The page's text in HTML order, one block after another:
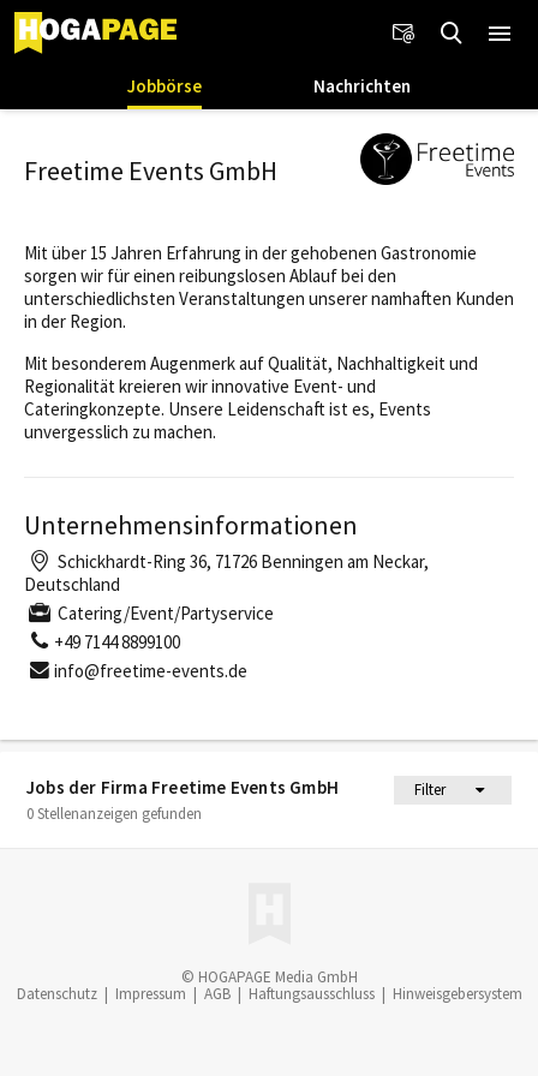
Jobbörse Nachrichten
Jobs der Firma Freetime Events GmbH
Filter
0 Stellenanzeigen gefunden
Freetime Events GmbH
Mit über 15 Jahren Erfahrung in der gehobenen Gastronomie
sorgen wir für einen reibungslosen Ablauf bei den
unterschiedlichsten Veranstaltungen unserer namhaften Kunden
in der Region.
Mit besonderem Augenmerk auf Qualität, Nachhaltigkeit und
Regionalität kreieren wir innovative Event- und
Cateringkonzepte. Unsere Leidenschaft ist es, Events
unvergesslich zu machen.
Unternehmensinformationen
Schickhardt-Ring 36, 71726 Benningen am Neckar,
Deutschland
Catering/Event/Partyservice
+49 7144 8899100
info@freetime-events.de
© HOGAPAGE Media GmbH
Datenschutz | Impressum | AGB | Haftungsausschluss | Hinweisgebersystem